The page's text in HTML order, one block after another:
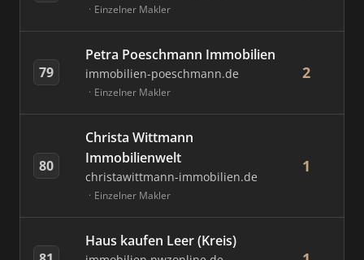
Einzelner Makler
79
Petra Poeschmann Immobilien
immobilien-poeschmann.de
Einzelner Makler
2
80
Christa Wittmann
Immobilienwelt
christawittmann-immobilien.de
Einzelner Makler
1
Haus kaufen Leer (Kreis)